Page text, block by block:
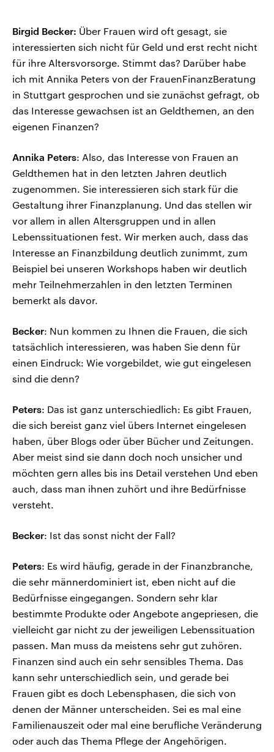
Birgid Becker: Über Frauen wird oft gesagt, sie
interessierten sich nicht für Geld und erst recht nicht
für ihre Altersvorsorge. Stimmt das? Darüber habe
ich mit Annika Peters von der FrauenFinanzBeratung
in Stuttgart gesprochen und sie zunächst gefragt, ob
das Interesse gewachsen ist an Geldthemen, an den
eigenen Finanzen?
Annika Peters: Also, das Interesse von Frauen an
Geldthemen hat in den letzten Jahren deutlich
zugenommen. Sie interessieren sich stark für die
Gestaltung ihrer Finanzplanung. Und das stellen wir
vor allem in allen Altersgruppen und in allen
Lebenssituationen fest. Wir merken auch, dass das
Interesse an Finanzbildung deutlich zunimmt, zum
Beispiel bei unseren Workshops haben wir deutlich
mehr Teilnehmerzahlen in den letzten Terminen
bemerkt als davor.
Becker: Nun kommen zu Ihnen die Frauen, die sich
tatsächlich interessieren, was haben Sie denn für
einen Eindruck: Wie vorgebildet, wie gut eingelesen
sind die denn?
Peters: Das ist ganz unterschiedlich: Es gibt Frauen,
die sich bereist ganz viel übers Internet eingelesen
haben, über Blogs oder über Bücher und Zeitungen.
Aber meist sind sie dann doch noch unsicher und
möchten gern alles bis ins Detail verstehen Und eben
auch, dass man ihnen zuhört und ihre Bedürfnisse
versteht.
Becker: Ist das sonst nicht der Fall?
Peters: Es wird häufig, gerade in der Finanzbranche,
die sehr männerdominiert ist, eben nicht auf die
Bedürfnisse eingegangen. Sondern sehr klar
bestimmte Produkte oder Angebote angepriesen, die
vielleicht gar nicht zu der jeweiligen Lebenssituation
passen. Man muss da meistens sehr gut zuhören.
Finanzen sind auch ein sehr sensibles Thema. Das
kann sehr unterschiedlich sein, und gerade bei
Frauen gibt es doch Lebensphasen, die sich von
denen der Männer unterscheiden. Sei es mal eine
Familienauszeit oder mal eine berufliche Veränderung
oder auch das Thema Pflege der Angehörigen.